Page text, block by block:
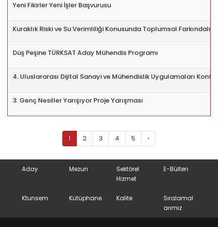
Yeni Fikirler Yeni İşler Başvurusu
Kuraklık Riski ve Su Verimliliği Konusunda Toplumsal
Düş Peşine TÜRKSAT Aday Mühendis Programı
4. Uluslararası Dijital Sanayi ve Mühendislik Uygulamaları
3. Genç Nesiller Yarışıyor Proje Yarışması
1 2 3 4 5 ›
Aday Mezun
Sektörel
Hizmet
E-Bülten
Ktunsem Kütüphane Kalite
Sıralamal
arımız